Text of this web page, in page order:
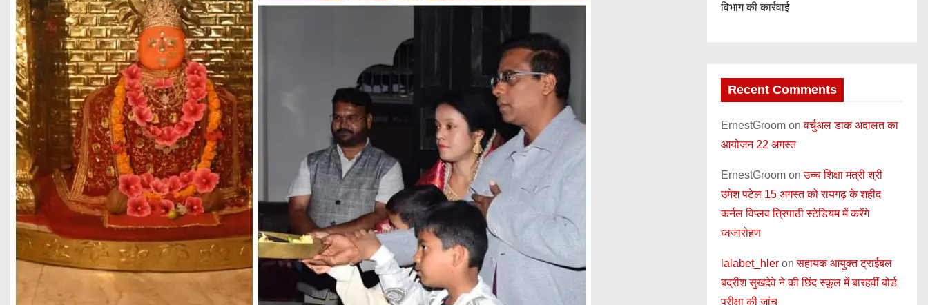
विभाग की कार्रवाई
Recent Comments
ErnestGroom onवर्चुअल डाक अदालत का
आयोजन 22 अगस्त
ErnestGroom onउच्च शिक्षा मंत्री श्री
उमेश पटेल 15 अगस्त को रायगढ़ के शहीद
कर्नल विप्लव त्रिपाठी स्टेडियम में करेंगे
ध्वजारोहण
lalabet_hler onसहायक आयुक्त ट्राईबल
बद्रीश सुखदेवे ने की छिंद स्कूल में बारहवीं बोर्ड
परीक्षा की जांच